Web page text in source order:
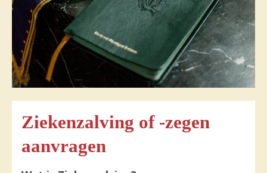
Ziekenzalving of -zegen
aanvragen